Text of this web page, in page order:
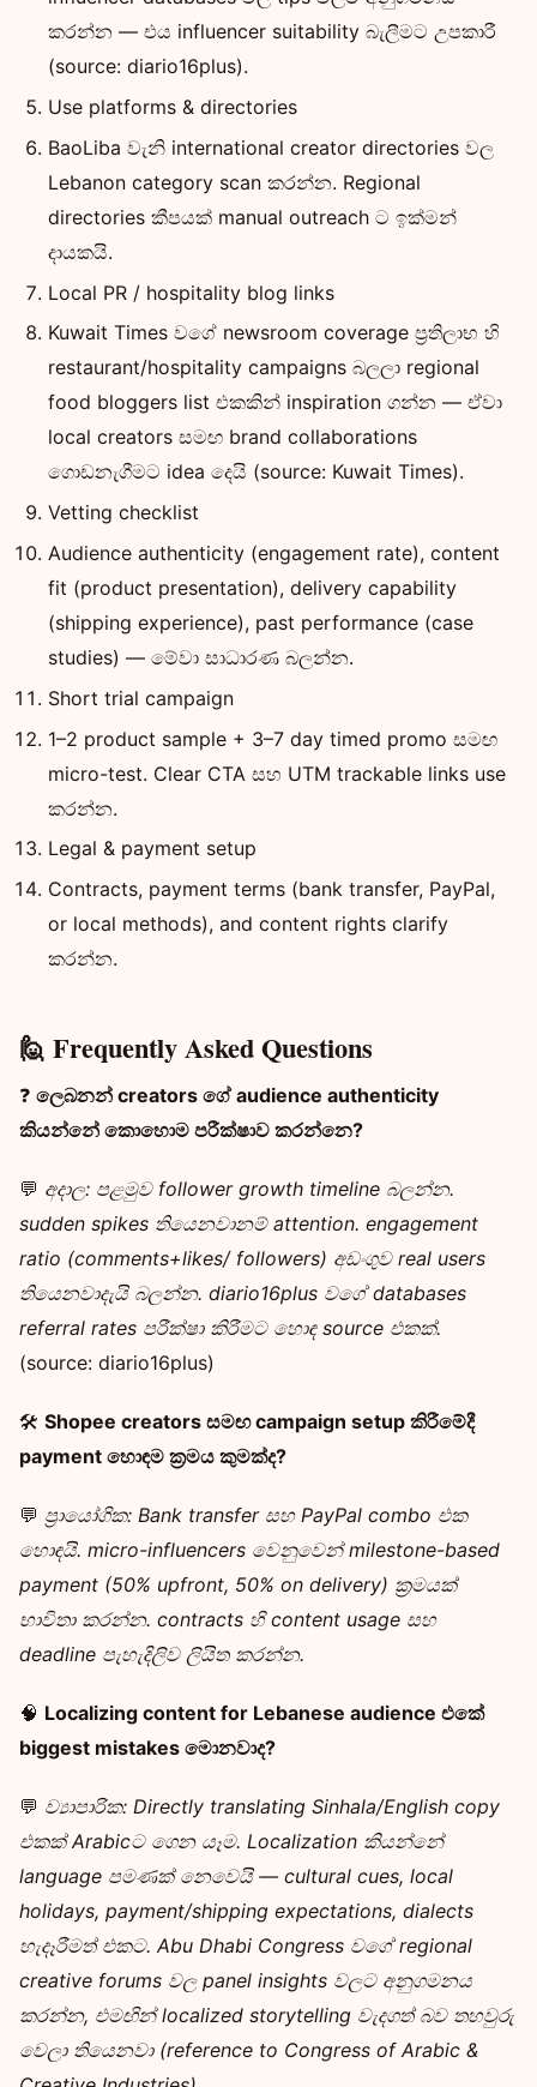
කරන්න — එය influencer suitability බැලීමට උපකාරී
(source: diario16plus).
Use platforms & directories
BaoLiba වැනි international creator directories වල
Lebanon category scan කරන්න. Regional
directories කීපයක් manual outreach ට ඉක්මන්
දායකයි.
Local PR / hospitality blog links
Kuwait Times වගේ newsroom coverage ප්‍රතිලාභ හි
restaurant/hospitality campaigns බලලා regional
food bloggers list එකකින් inspiration ගන්න — ඒවා
local creators සමඟ brand collaborations
ගොඩනැගීමට idea දෙයි (source: Kuwait Times).
Vetting checklist
Audience authenticity (engagement rate), content
fit (product presentation), delivery capability
(shipping experience), past performance (case
studies) — මේවා සාධාරණ බලන්න.
Short trial campaign
1–2 product sample + 3–7 day timed promo සමඟ
micro-test. Clear CTA සහ UTM trackable links use
කරන්න.
Legal & payment setup
Contracts, payment terms (bank transfer, PayPal,
or local methods), and content rights clarify
කරන්න.
🙋 Frequently Asked Questions
❓ ලෙබනන් creators ගේ audience authenticity
කියන්නේ කොහොම පරීක්ෂාව කරන්නෙ?
💬 අදාල: පළමුව follower growth timeline බලන්න.
sudden spikes තියෙනවානම් attention. engagement
ratio (comments+likes/ followers) අඩංගුව real users
තියෙනවාදැයි බලන්න. diario16plus වගේ databases
referral rates පරීක්ෂා කිරීමට හොඳ source එකක්.
(source: diario16plus)
🛠️ Shopee creators සමඟ campaign setup කිරීමේදී
payment හොඳම ක්‍රමය කුමක්ද?
💬 ප්‍රායෝගික: Bank transfer සහ PayPal combo එක
හොඳයි. micro-influencers වෙනුවෙන් milestone-based
payment (50% upfront, 50% on delivery) ක්‍රමයක්
භාවිතා කරන්න. contracts හි content usage සහ
deadline පැහැදිලිව ලියිත කරන්න.
🧠 Localizing content for Lebanese audience එකේ
biggest mistakes මොනවාද?
💬 ව්‍යාපාරික: Directly translating Sinhala/English copy
එකක් Arabicට ගෙන යෑම. Localization කියන්නේ
language පමණක් නෙවෙයි — cultural cues, local
holidays, payment/shipping expectations, dialects
හැදෑරීමත් එකට. Abu Dhabi Congress වගේ regional
creative forums වල panel insights වලට අනුගමනය
කරන්න, එමඟින් localized storytelling වැදගත් බව තහවුරු
වෙලා තියෙනවා (reference to Congress of Arabic &